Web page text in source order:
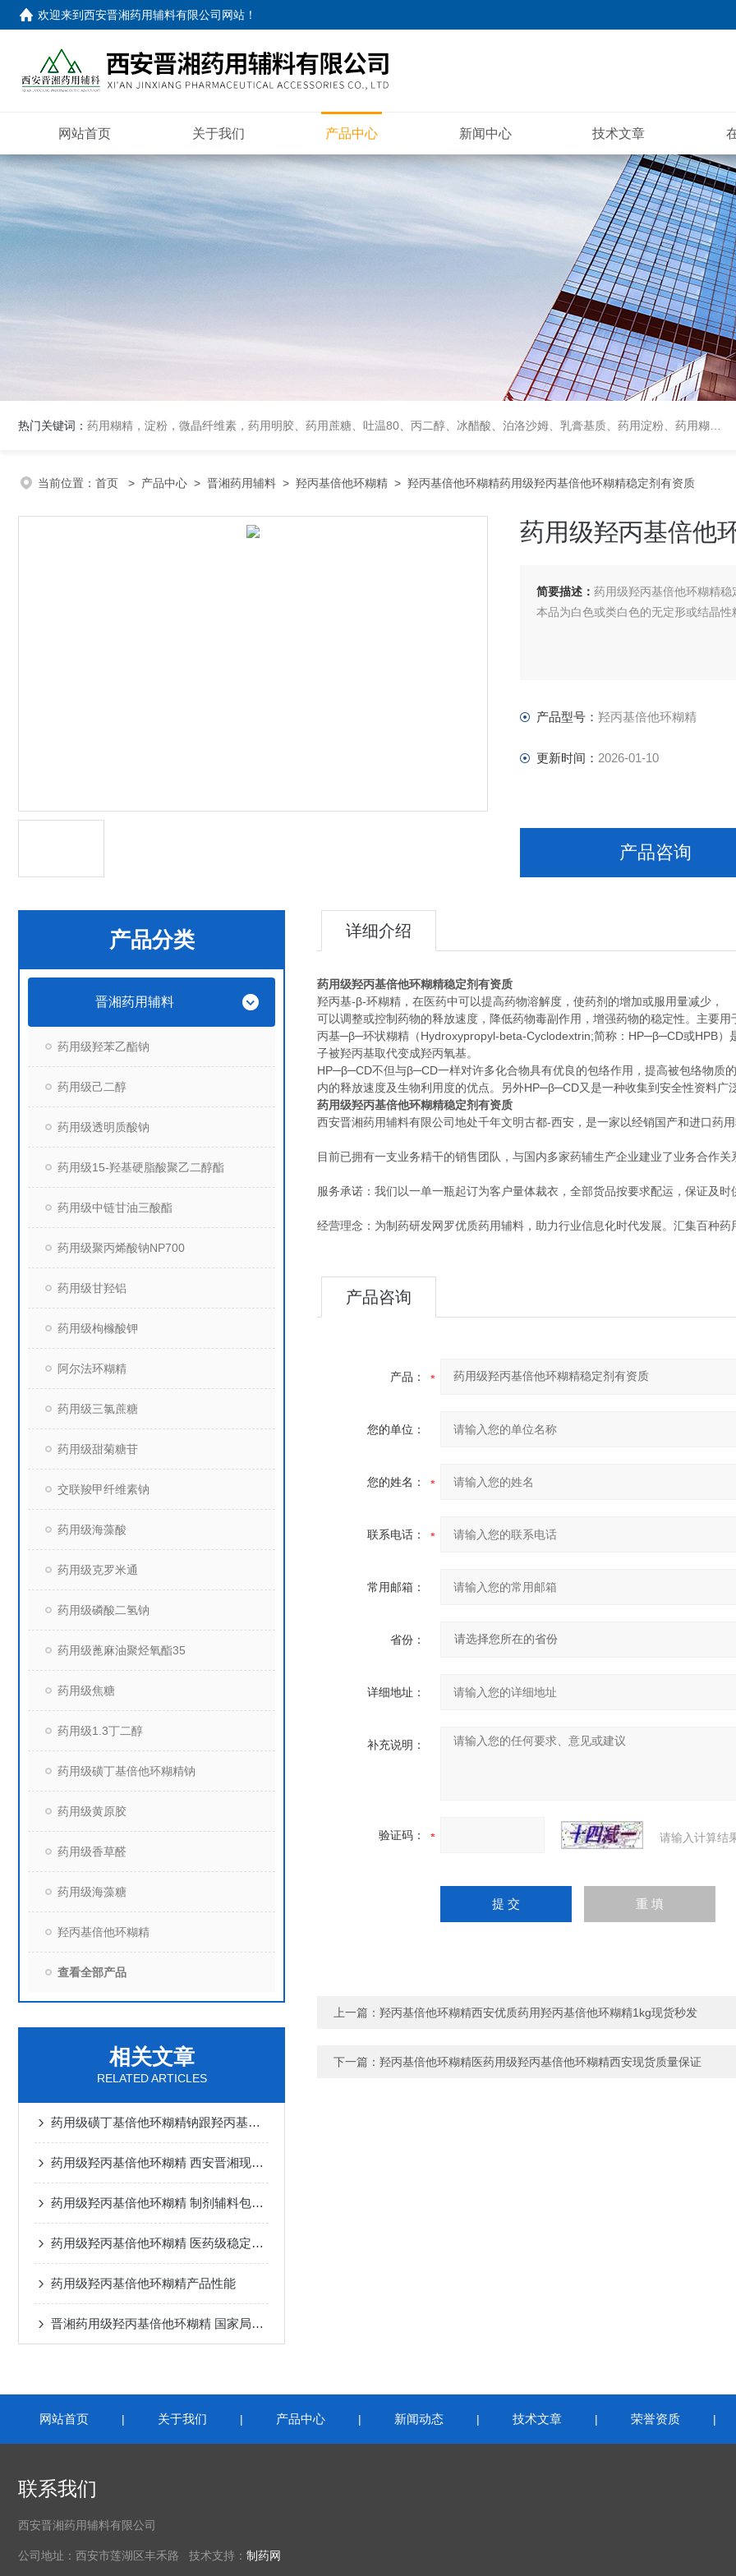
欢迎来到西安晋湘药用辅料有限公司网站 ！
网站首页 关于我们 产品中心 新闻中心 技术文章
热门关键词： 药用糊精，淀粉，微晶纤维素，药用明胶、药用蔗糖、吐温80、丙二醇、冰醋酸、泊洛沙姆、乳膏基质、药用淀粉、药用糊精、硬脂酸镁、聚丙烯酸树脂系列、羧甲基淀粉钠、羧甲基纤维素钠、可溶性淀粉、甘露醇、羟丙纤维素、羟丙基甲基纤维素、乳糖、交联聚维酮、交联羧甲基纤维素钠、聚乙二醇（PEG）系列、二氧化硅、聚乙烯吡咯烷酮、十八醇、十六醇、预交化淀粉、微晶纤维素、甲基纤维素、乙基纤维素，三氯蔗糖，麝香草酚，药用蜂蜜，
当前位置： 首页 > 产品中心 > 晋湘药用辅料 > 羟丙基倍他环糊精 > 羟丙基倍他环糊精药用级羟丙基倍他环糊精稳定剂有资质
药用级羟丙基倍他
简要描述： 药用级羟丙基倍他环糊精稳
本品为白色或类白色的无定形或结晶性
产品型号： 羟丙基倍他环糊精
更新时间： 2026-01-10
产品咨询
产品分类
晋湘药用辅料
药用级羟苯乙酯钠
药用级己二醇
药用级透明质酸钠
药用级15-羟基硬脂酸聚乙二醇酯
药用级中链甘油三酸酯
药用级聚丙烯酸钠NP700
药用级甘羟铝
药用级枸橼酸钾
阿尔法环糊精
药用级三氯蔗糖
药用级甜菊糖苷
交联羧甲纤维素钠
药用级海藻酸
药用级克罗米通
药用级磷酸二氢钠
药用级蓖麻油聚烃氧酯35
药用级焦糖
药用级1.3丁二醇
药用级磺丁基倍他环糊精钠
药用级黄原胶
药用级香草醛
药用级海藻糖
羟丙基倍他环糊精
查看全部产品
相关文章
RELATED ARTICLES
药用级磺丁基倍他环糊精钠跟羟丙基倍他环糊精的区别
药用级羟丙基倍他环糊精 西安晋湘现货供应
药用级羟丙基倍他环糊精 制剂辅料包合剂稳定剂
药用级羟丙基倍他环糊精 医药级稳定剂 包合剂
药用级羟丙基倍他环糊精产品性能
晋湘药用级羟丙基倍他环糊精 国家局备案
详细介绍
药用级羟丙基倍他环糊精稳定剂有资质
羟丙基-β-环糊精，在医药中可以提高药物溶解度，使药剂的增加或服用量减少，
可以调整或控制药物的释放速度，降低药物毒副作用，增强药物的稳定性。主要用
丙基─β─环状糊精（Hydroxypropyl-beta-Cyclodextrin;简称：HP─β─CD或HPB
子被羟丙基取代变成羟丙氧基。
HP─β─CD不但与β─CD一样对许多化合物具有优良的包络作用，提高被包络物质
内的释放速度及生物利用度的优点。另外HP─β─CD又是一种收集到安全性资料广
药用级羟丙基倍他环糊精稳定剂有资质
西安晋湘药用辅料有限公司地处千年文明古都-西安，是一家以经销国产和进口药
目前已拥有一支业务精干的销售团队，与国内多家药辅生产企业建业了业务合作关
服务承诺：我们以一单一瓶起订为客户量体裁衣，全部货品按要求配运，保证及时
经营理念：为制药研发网罗优质药用辅料，助力行业信息化时代发展。汇集百种药
产品咨询
产品：
您的单位：
您的姓名：
联系电话：
常用邮箱：
省份：
详细地址：
补充说明：
验证码： 请输入计算结
上一篇： 羟丙基倍他环糊精西安优质药用羟丙基倍他环糊精1kg现货秒发
下一篇： 羟丙基倍他环糊精医药用级羟丙基倍他环糊精西安现货质量保证
网站首页 | 关于我们 | 产品中心 | 新闻动态 | 技术文章 | 荣誉资质 |
联系我们
西安晋湘药用辅料有限公司
公司地址：西安市莲湖区丰禾路 技术支持： 制药网